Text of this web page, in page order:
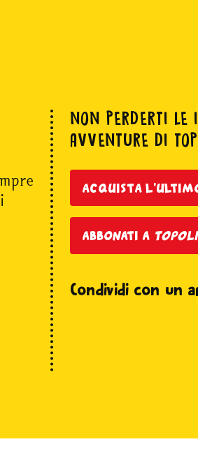
NON PERDERTI LE
AVVENTURE DI
acquista
abbonati a
Condividi con un